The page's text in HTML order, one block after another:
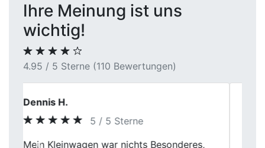
Ihre Meinung ist uns
wichtig!
4.95 / 5 Sterne (110 Bewertungen)
Karin W.
5 / 5 Sterne
Auch bei meinem älteren Auto wurde sich